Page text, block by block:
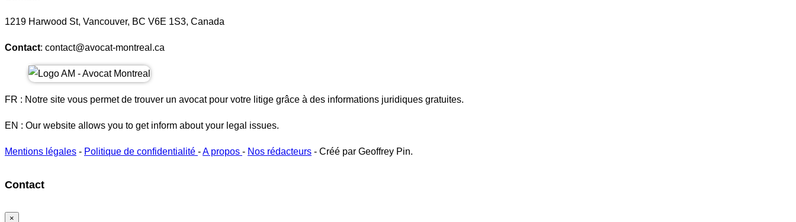
1219 Harwood St, Vancouver, BC V6E 1S3, Canada
Contact: contact@avocat-montreal.ca
FR : Notre site vous permet de trouver un avocat pour votre litige grâce à des informations juridiques gratuites.
EN : Our website allows you to get inform about your legal issues.
Mentions légales - Politique de confidentialité -A propos - Nos rédacteurs - Créé par Geoffrey Pin.
Contact
×